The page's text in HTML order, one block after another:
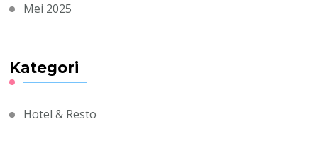
Mei 2025
Kategori
Hotel & Resto